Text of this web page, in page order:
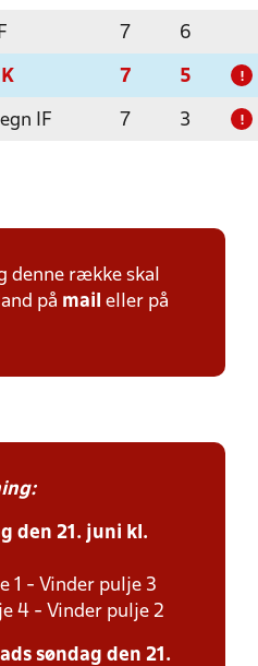
7 6
7 5 !
IF 7 3 !
denne række skal
på mail eller på
den 21. juni kl.
1 - Vinder pulje 3
4 - Vinder pulje 2
søndag den 21.